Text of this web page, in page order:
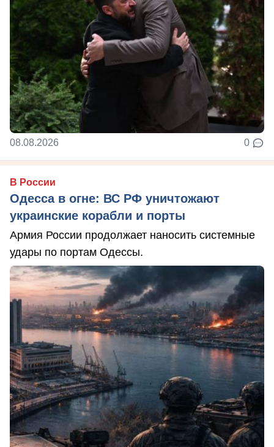
08.08.2026 0
В России
Одесса в огне: ВС РФ уничтожают
украинские корабли и порты
Армия России продолжает наносить системные
удары по портам Одессы.